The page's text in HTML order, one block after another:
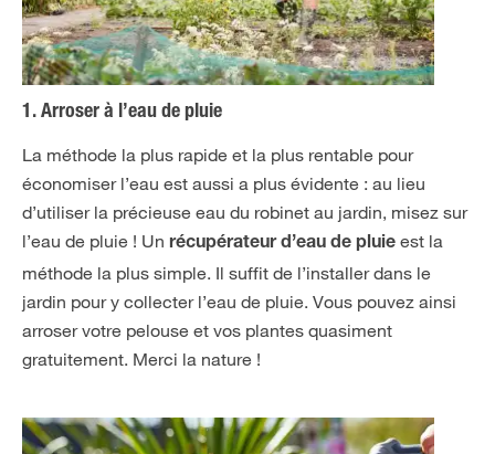
1. Arroser à l’eau de pluie
La méthode la plus rapide et la plus rentable pour
économiser l’eau est aussi a plus évidente : au lieu
d’utiliser la précieuse eau du robinet au jardin, misez sur
l’eau de pluie ! Un récupérateur d’eau de pluie est la
méthode la plus simple. Il suffit de l’installer dans le
jardin pour y collecter l’eau de pluie. Vous pouvez ainsi
arroser votre pelouse et vos plantes quasiment
gratuitement. Merci la nature !